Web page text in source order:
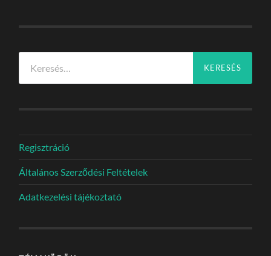
Regisztráció
Általános Szerződési Feltételek
Adatkezelési tájékoztató